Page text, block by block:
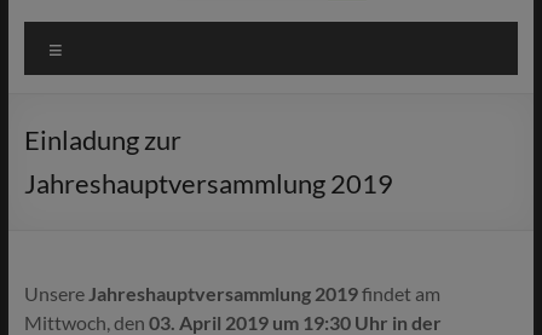
für
Bottenhorn
e.V.
statt
Einladung zur
Jahreshauptversammlung 2019
Unsere Jahreshauptversammlung 2019findet am
Mittwoch, den 03. April 2019 um 19:30 Uhr in der